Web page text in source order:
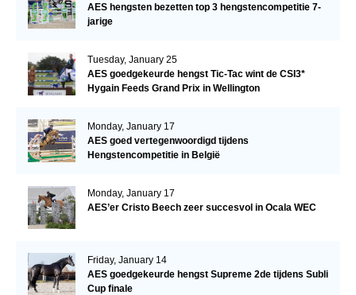
AES hengsten bezetten top 3 hengstencompetitie 7-
jarige
Tuesday, January 25
AES goedgekeurde hengst Tic-Tac wint de CSI3*
Hygain Feeds Grand Prix in Wellington
Monday, January 17
AES goed vertegenwoordigd tijdens
Hengstencompetitie in België
Monday, January 17
AES’er Cristo Beech zeer succesvol in Ocala WEC
Friday, January 14
AES goedgekeurde hengst Supreme 2de tijdens Subli
Cup finale